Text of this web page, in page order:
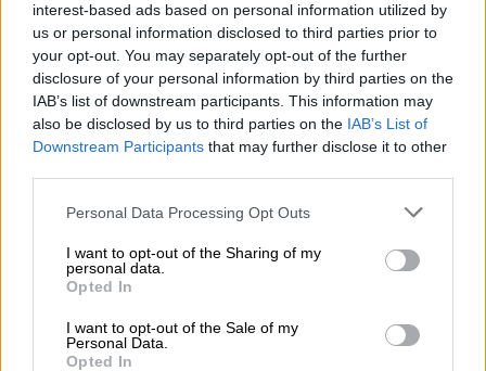
interest-based ads based on personal information utilized by
us or personal information disclosed to third parties prior to
your opt-out. You may separately opt-out of the further
disclosure of your personal information by third parties on the
IAB’s list of downstream participants. This information may
also be disclosed by us to third parties on the IAB’s List of
Downstream Participants that may further disclose it to other
Please note that this website/app uses one or more Google
not limited to your visit or usage behaviour. You may click to
grant or deny consent to Google and its third-party tags to
use your data for below specified purposes in below Google
consent section.
Personal Data Processing Opt Outs
I want to opt-out of the Sharing of my
personal data.
Opted In
I want to opt-out of the Sale of my
Personal Data.
Opted In
All About History 13.12.2019 14:15
Aφροδίτη της Μήλου: Πώς κατάφεραν
να την αρπάξουν οι Γάλλοι
Λίγους μήνες πριν ξεσηκωθεί το Έθνος κατά
των Οθωμανών, ο Γεώργιος Κεντρωτάς ή
ΑΛΛΑ #TAGS
ειδήσεις τώρα
σαν σημερα
αρχαιότητες
άγαλμα
αγάλματα